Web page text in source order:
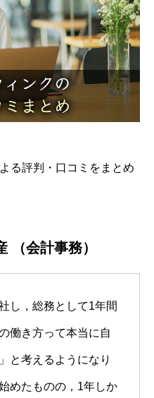
る評判・口コミをまとめ
（会計事務）
し，総務として1年間
働き方って本当に自
と考えるようになり
めたものの，1年しか